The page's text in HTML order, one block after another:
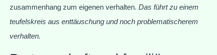
zusammenhang zum eigenen verhalten. Das führt zu einem
teufelskreis aus enttäuschung und noch problematischerem
verhalten.